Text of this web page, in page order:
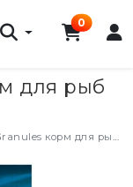
0
для рыб
для рыб в гранулах - 5 г (саше)